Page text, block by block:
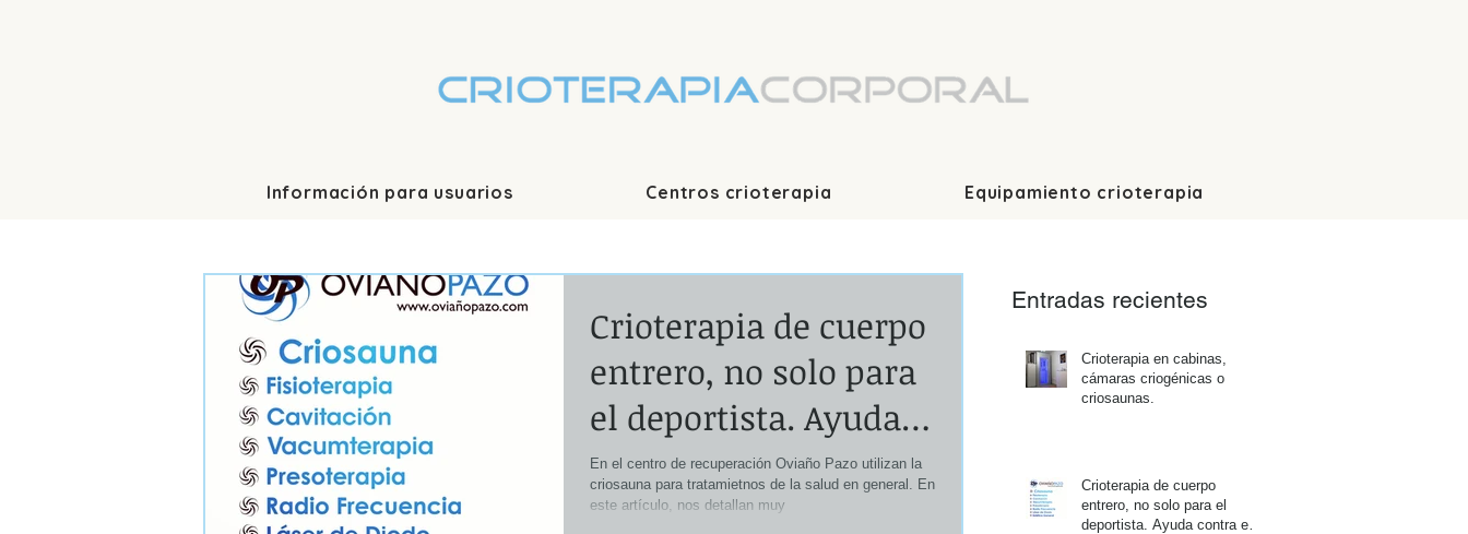
Información para usuarios Centros crioterapia Equipamiento crioterapia
Crioterapia de cuerpo
entrero, no solo para
el deportista. Ayuda
contra el paso del
tiempo
En el centro de recuperación Oviaño Pazo utilizan la
criosauna para tratamietnos de la salud en general. En
este artículo, nos detallan muy
Entradas recientes
Crioterapia en cabinas,
cámaras criogénicas o
criosaunas.
Crioterapia de cuerpo
entrero, no solo para el
deportista. Ayuda contra el